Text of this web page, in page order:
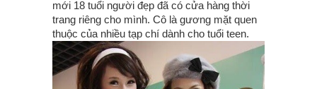
mới 18 tuổi người đẹp đã có cửa hàng thời
trang riêng cho mình. Cô là gương mặt quen
thuộc của nhiều tạp chí dành cho tuổi teen.